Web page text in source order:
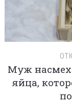
Муж
яйца,